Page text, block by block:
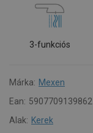
3-funkciós
Márka: Mexen
Ean: 5907709139862
Alak: Kerek